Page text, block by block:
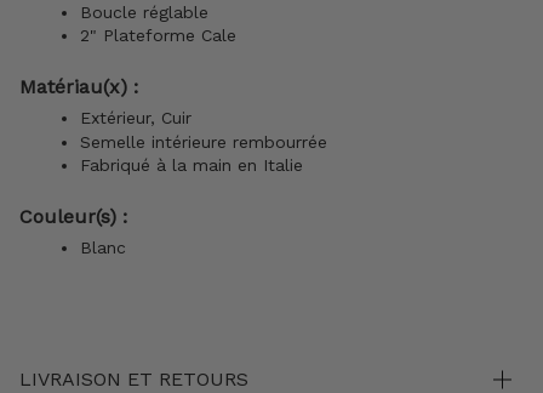
Boucle réglable
2" Plateforme Cale
Matériau(x) :
Extérieur, Cuir
Semelle intérieure rembourrée
Fabriqué à la main en Italie
Couleur(s) :
Blanc
LIVRAISON ET RETOURS